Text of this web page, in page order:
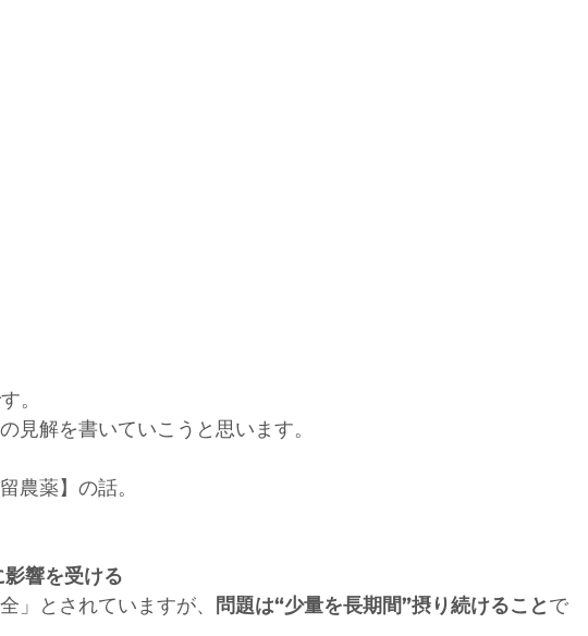
。
見解を書いていこうと思います。
農薬】の話。
響を受ける
」とされていますが、
問題は“少量を長期間”摂り続けることで